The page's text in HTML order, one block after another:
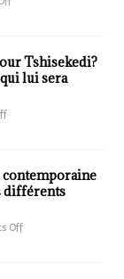
Tshisekedi?
lui sera
contemporaine
différents
Off